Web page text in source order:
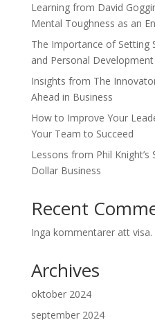
Learning from David
Mental Toughness as an
The Importance of Setting
and Personal Development
Insights from The
Ahead in Business
How to Improve Your
Your Team to Succeed
Lessons from Phil
Dollar Business
Recent
Inga kommentarer att visa.
Archives
oktober 2024
september 2024